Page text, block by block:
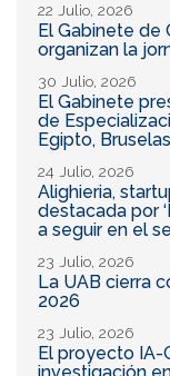
22 Julio, 2026
El Gabinete de
organizan la
30 Julio, 2026
El Gabinete
de
Egipto,
24 Julio, 2026
Alighieria,
destacada por
a seguir en el
23 Julio, 2026
La UAB cierra
2026
23 Julio, 2026
El proyecto IA-